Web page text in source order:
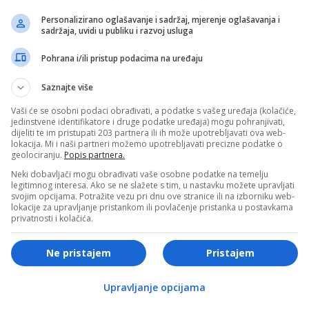
govor tijela, izraze lica i način na koji komuniciramo.
i povjerenje, dok negativna energija može odbiti ljude,
odnosi snažno zavise od vibracije koju odašiljemo
postavite granice prema ljudima koji „crpe“
koji vas pune: šetnju u prirodi, kreativne hobije ili
empatije čini da se ljudi prirodno osjećaju ugodno
- OGLAS -
njegujete i mijenjate negativne obrasce, ne samo
odnosa s ljudima. Mala introspektivna promjena može
energija privlači još više pozitivnog.
Personalizirano oglašavanje i sadržaj, mjerenje oglašavanja i
sadržaja, uvidi u publiku i razvoj usluga
Pohrana i/ili pristup podacima na uređaju
Saznajte više
Vaši će se osobni podaci obrađivati, a podatke s vašeg uređaja (kolačiće,
jedinstvene identifikatore i druge podatke uređaja) mogu pohranjivati,
dijeliti te im pristupati 203 partnera ili ih može upotrebljavati ova web-
lokacija. Mi i naši partneri možemo upotrebljavati precizne podatke o
geolociranju. Popis partnera.
Neki dobavljači mogu obrađivati vaše osobne podatke na temelju
legitimnog interesa. Ako se ne slažete s tim, u nastavku možete upravljati
svojim opcijama. Potražite vezu pri dnu ove stranice ili na izborniku web-
lokacije za upravljanje pristankom ili povlačenje pristanka u postavkama
privatnosti i kolačića.
Pristajem
Ne pristajem
Upravljanje opcijama